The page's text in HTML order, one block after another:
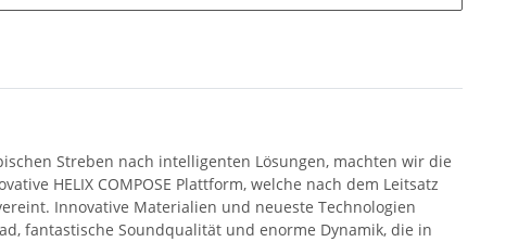
Streben nach intelligenten Lösungen, machten wir die
HELIX COMPOSE Plattform, welche nach dem Leitsatz
Innovative Materialien und neueste Technologien
fantastische Soundqualität und enorme Dynamik, die in